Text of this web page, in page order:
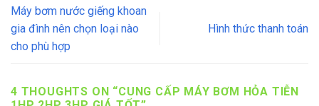
Máy bơm nước giếng khoan
gia đình nên chọn loại nào
cho phù hợp
Hình thức thanh toán
4 THOUGHTS ON “CUNG CẤP MÁY BƠM HỎA TIỄN